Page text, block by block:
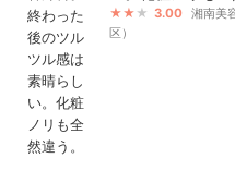
3.00 湘南美
区）